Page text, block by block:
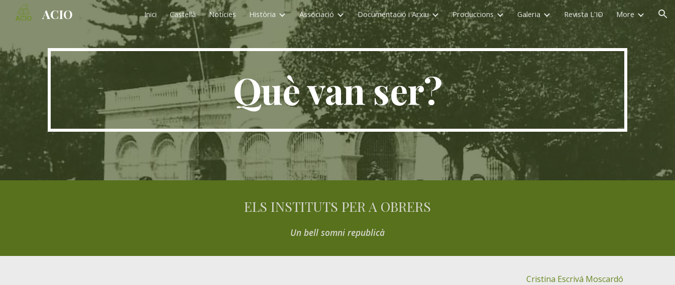
Skip to main content Skip to navigation
ACIO Inici Castellà Notícies Història Associació Documentació i Arxiu Produccions Galeria Revista L'IO More
Què van ser?
ELS INSTITUTS PER A OBRERS
Un bell somni republicà
Cristina Escrivá Moscardó